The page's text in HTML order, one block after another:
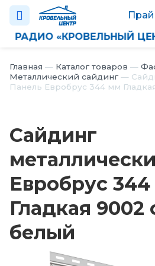
Каталог
й
с
Н
о
в
о
с
т
и
РАДИО «КРОВЕЛЬНЫЙ
Главная — Каталог товаров —
Металлический сайдинг —
Панель Евробрус 344 мм
Сайдинг
Евробрус
Гладкая 9002
белый